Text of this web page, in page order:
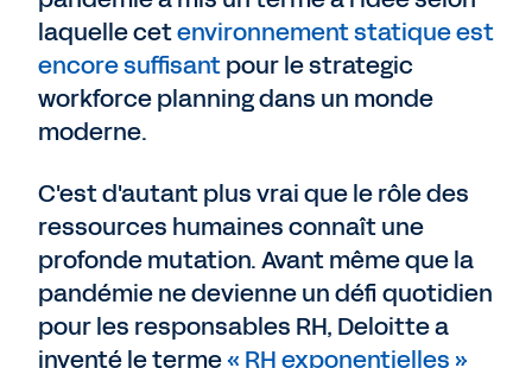
laquelle cetenvironnement statique est
encore suffisantpour le strategic
workforce planning dans un monde
moderne.
C'est d'autant plus vrai que le rôle des
ressources humaines connaît une
profonde mutation. Avant même que la
pandémie ne devienne un défi quotidien
pour les responsables RH, Deloitte a
inventé le terme« RH exponentielles »